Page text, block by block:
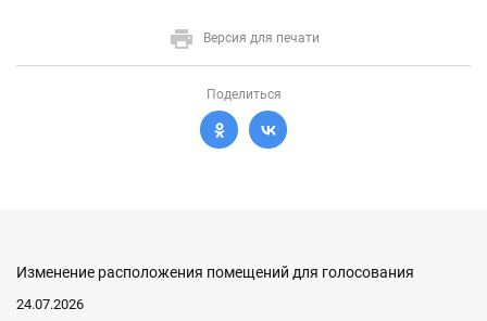
Версия для печати
Поделиться
Изменение расположения помещений для голосования
24.07.2026